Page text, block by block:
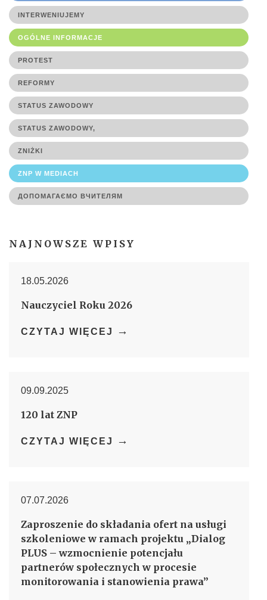
INTERWENIUJEMY
OGÓLNE INFORMACJE
PROTEST
REFORMY
STATUS ZAWODOWY
STATUS ZAWODOWY,
ZNIŻKI
ZNP W MEDIACH
ДОПОМАГАЄМО ВЧИТЕЛЯМ
NAJNOWSZE WPISY
18.05.2026
Nauczyciel Roku 2026
CZYTAJ WIĘCEJ →
09.09.2025
120 lat ZNP
CZYTAJ WIĘCEJ →
07.07.2026
Zaproszenie do składania ofert na usługi
szkoleniowe w ramach projektu „Dialog
PLUS – wzmocnienie potencjału
partnerów społecznych w procesie
monitorowania i stanowienia prawa”